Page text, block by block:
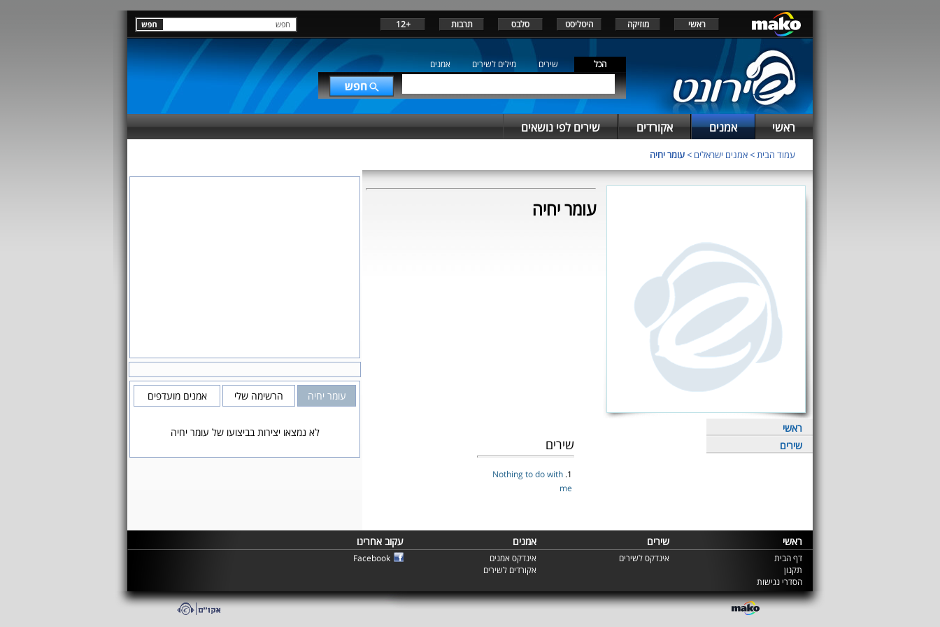
ראשי מוזיקה היטליסט סלבס תרבות +12
הכל שירים מילים לשירים אמנים
ראשי אמנים אקורדים שירים לפי נושאים
עמוד הבית>אמנים ישראלים >עומר יחיה
עומר יחיה
ראשי
שירים
שירים
1.
Nothing to do with
me
עומר יחיה הרשימה שלי אמנים מועדפים
לא נמצאו יצירות בביצועו של עומר יחיה
ראשי שירים אמנים עקוב אחרינו
דף הבית
תקנון
הסדרי נגישות
אינדקס לשירים
אינדקס אמנים
אקורדים לשירים
Facebook